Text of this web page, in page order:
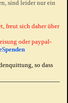
sind leider nur ein
freut sich daher über
oder paypal-
so dass